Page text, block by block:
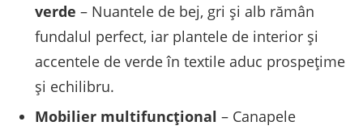
verde – Nuantele de bej, gri și alb rămân
fundalul perfect, iar plantele de interior și
accentele de verde în textile aduc prospețime
și echilibru.
Mobilier multifuncțional – Canapele